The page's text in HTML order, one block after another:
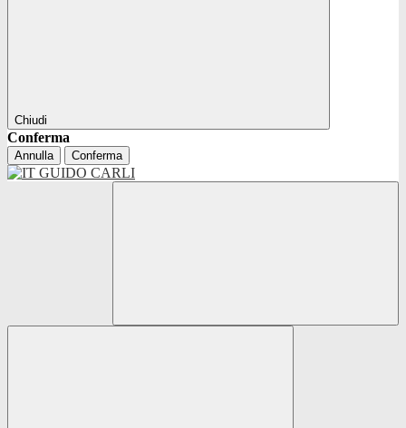
Chiudi
Conferma
Annulla Conferma